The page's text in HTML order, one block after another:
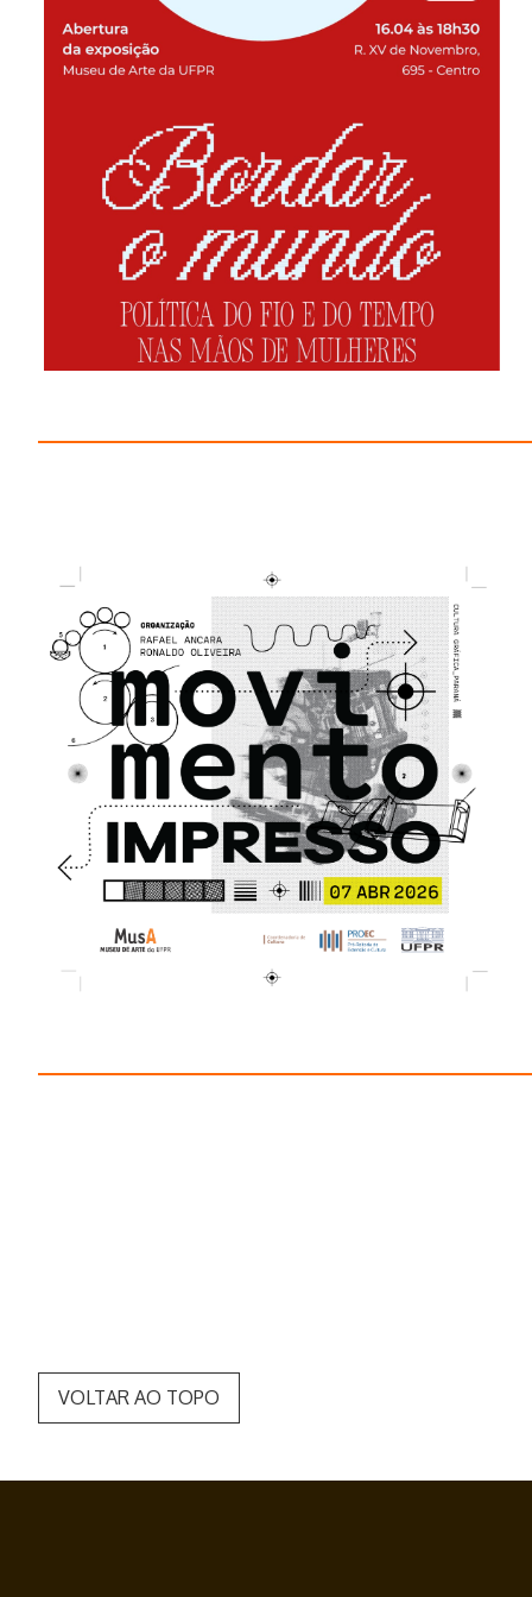
VOLTAR AO TOPO